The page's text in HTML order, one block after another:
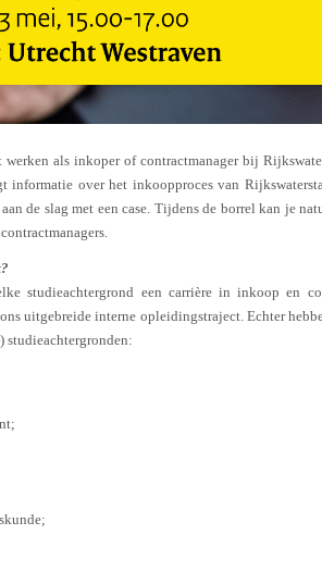
werken als inkoper of contractmanager bij
informatie over het inkoopproces van
de slag met een case. Tijdens de borrel kan je
studieachtergrond een carrière in inkoop en
uitgebreide interne opleidingstraject. Echter
studieachtergronden: